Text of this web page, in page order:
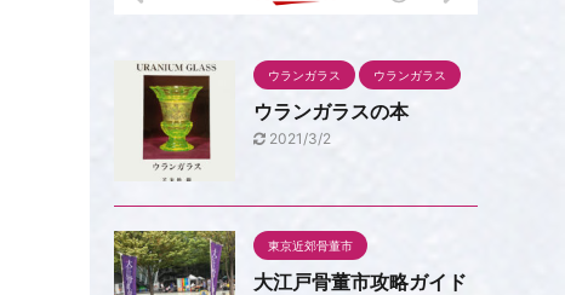
ウランガラス ウランガラス
ウランガラスの本
2021/3/2
東京近郊骨董市
大江戸骨董市攻略ガイド